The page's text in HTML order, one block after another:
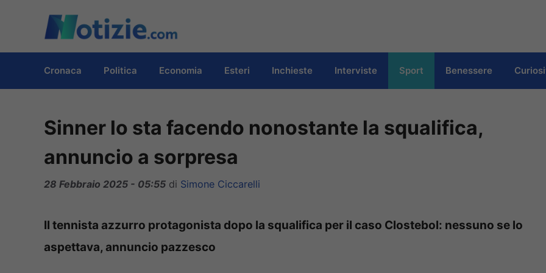
contenuto
Cronaca Politica Economia Esteri Inchieste Interviste Sport Benessere
Sinner lo sta facendo nonostante la squalifica,
annuncio a sorpresa
28 Febbraio 2025 - 05:55 di Simone Ciccarelli
Il tennista azzurro protagonista dopo la squalifica per il caso Clostebol: nessuno se lo
aspettava, annuncio pazzesco